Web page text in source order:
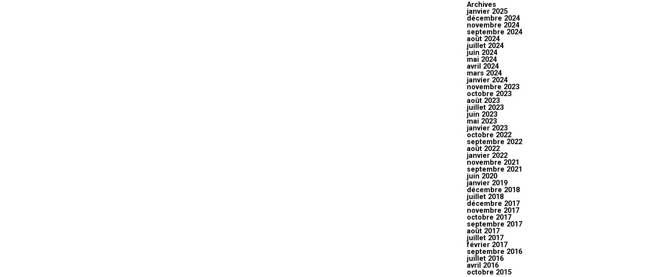
Archives
janvier 2025
décembre 2024
novembre 2024
septembre 2024
août 2024
juillet 2024
juin 2024
mai 2024
avril 2024
mars 2024
janvier 2024
novembre 2023
octobre 2023
août 2023
juillet 2023
juin 2023
mai 2023
janvier 2023
octobre 2022
septembre 2022
août 2022
janvier 2022
novembre 2021
septembre 2021
juin 2020
janvier 2019
décembre 2018
juillet 2018
décembre 2017
novembre 2017
octobre 2017
septembre 2017
août 2017
juillet 2017
février 2017
septembre 2016
juillet 2016
avril 2016
octobre 2015